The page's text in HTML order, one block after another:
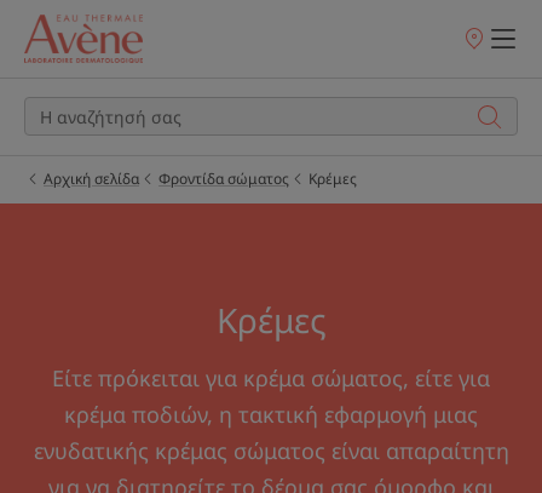
Σημεία
Αρχική σελίδα Φροντίδα σώματος Κρέμες
Κρέμες
Είτε πρόκειται για κρέμα σώματος, είτε για
κρέμα ποδιών, η τακτική εφαρμογή μιας
ενυδατικής κρέμας σώματος είναι απαραίτητη
για να διατηρείτε το δέρμα σας όμορφο και